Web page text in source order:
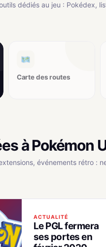
dédiés au jeu : Pokédex,
Carte des routes
à Pokémon
événements rétro :
ACTUALITÉ
Le PGL fermera
ses portes en